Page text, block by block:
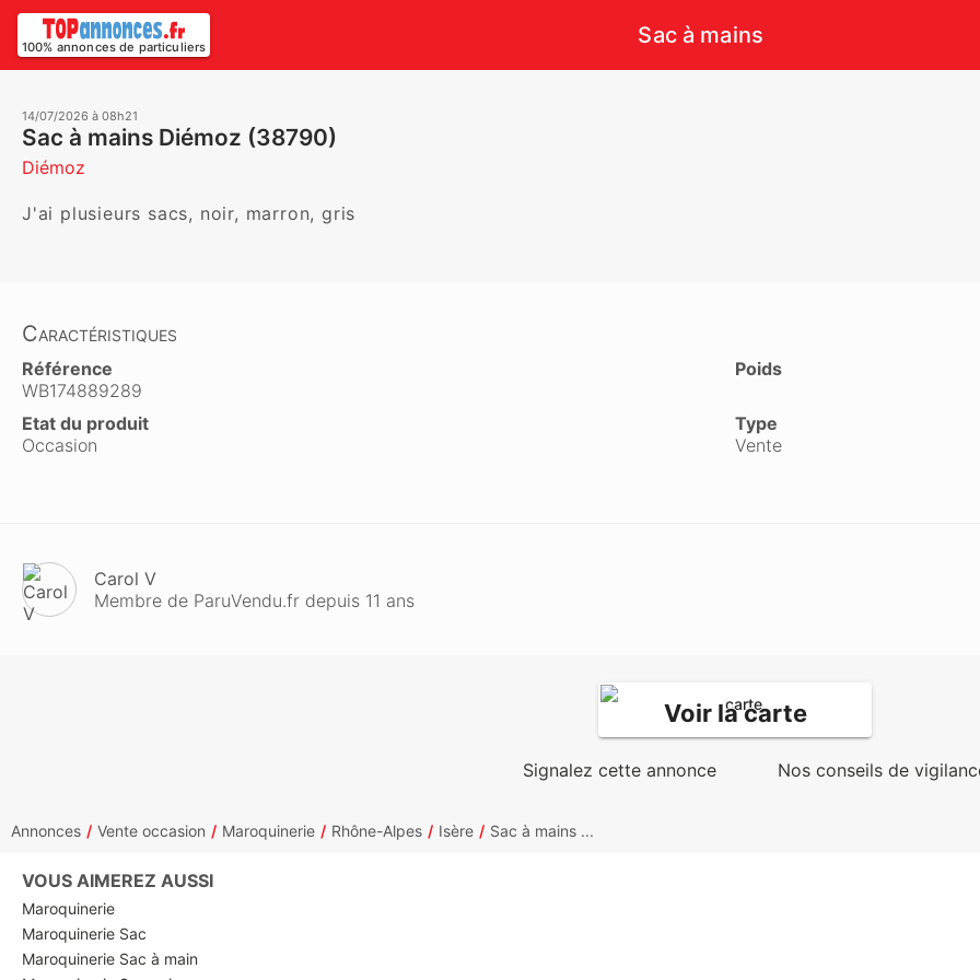
100% annonces de particuliers Sac à mains
14/07/2026 à 08h21
Sac à mains Diémoz (38790)
Diémoz
J'ai plusieurs sacs, noir, marron, gris
Caractéristiques
Référence
WB174889289
Poids
Etat du produit
Occasion
Type
Vente
Carol V
Membre de ParuVendu.fr depuis 11 ans
Voir la carte
Signalez cette annonce Nos conseils de
Annonces Vente occasion Maroquinerie Rhône-Alpes Isère Sac à mains ...
VOUS AIMEREZ AUSSI
Maroquinerie
Maroquinerie Sac
Maroquinerie Sac à main